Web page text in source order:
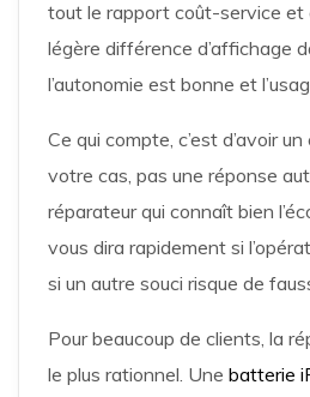
tout le rapport coût-service et
légère différence d’affichage
l’autonomie est bonne et
Ce qui compte, c’est d’avoir
votre cas, pas une réponse
réparateur qui connaît bien
vous dira rapidement si
si un autre souci risque de
Pour beaucoup de clients, la
le plus rationnel. Une batterie